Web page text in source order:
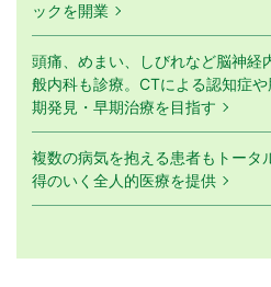
ックを開業
頭痛、めまい、しびれなど脳神経
般内科も診療。CTによる認知症
期発見・早期治療を目指す
複数の病気を抱える患者もトータ
得のいく全人的医療を提供